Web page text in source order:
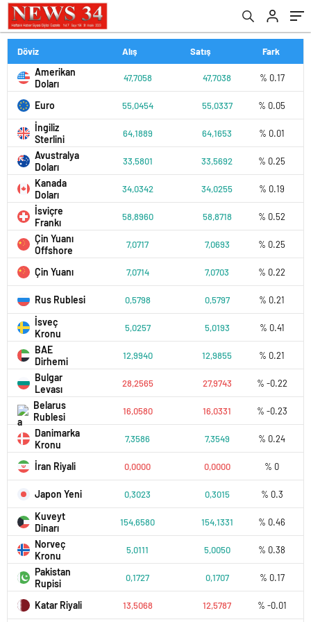
Döviz Alış Satış Fark
Amerikan
Doları
47,7058 47,7038 % 0.17
Euro 55,0454 55,0337 % 0.05
İngiliz
Sterlini
64,1889 64,1653 % 0.01
Avustralya
Doları
33,5801 33,5692 % 0.25
Kanada
Doları
34,0342 34,0255 % 0.19
İsviçre
Frankı
58,8960 58,8718 % 0.52
Çin Yuanı
Offshore
7,0717 7,0693 % 0.25
Çin Yuanı 7,0714 7,0703 % 0.22
Rus Rublesi 0,5798 0,5797 % 0.21
İsveç
Kronu
5,0257 5,0193 % 0.41
BAE
Dirhemi
12,9940 12,9855 % 0.21
Bulgar
Levası
28,2565 27,9743 % -0.22
Belarus
Rublesi
16,0580 16,0331 % -0.23
Danimarka
Kronu
7,3586 7,3549 % 0.24
İran Riyali 0,0000 0,0000 % 0
Japon Yeni 0,3023 0,3015 % 0.3
Kuveyt
Dinarı
154,6580 154,1331 % 0.46
Norveç
Kronu
5,0111 5,0050 % 0.38
Pakistan
Rupisi
0,1727 0,1707 % 0.17
Katar Riyali 13,5068 12,5787 % -0.01